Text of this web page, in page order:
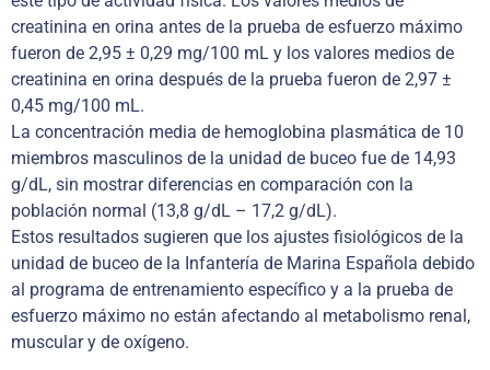
creatinina en orina antes de la prueba de esfuerzo máximo
fueron de 2,95 ± 0,29 mg/100 mL y los valores medios de
creatinina en orina después de la prueba fueron de 2,97 ±
0,45 mg/100 mL.
La concentración media de hemoglobina plasmática de 10
miembros masculinos de la unidad de buceo fue de 14,93
g/dL, sin mostrar diferencias en comparación con la
población normal (13,8 g/dL – 17,2 g/dL).
Estos resultados sugieren que los ajustes fisiológicos de la
unidad de buceo de la Infantería de Marina Española debido
al programa de entrenamiento específico y a la prueba de
esfuerzo máximo no están afectando al metabolismo renal,
muscular y de oxígeno.